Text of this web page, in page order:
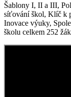
Šablony I, II a III,
síťování škol, Klíč k
Inovace výuky,
školu celkem 252